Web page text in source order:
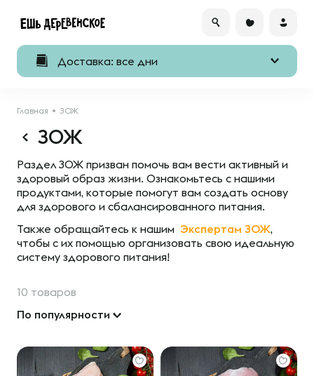
Доставка: все дни
Главная ЗОЖ
ЗОЖ
Раздел ЗОЖ призван помочь вам вести активный и
здоровый образ жизни. Ознакомьтесь с нашими
продуктами, которые помогут вам создать основу
для здорового и сбалансированного питания.
Также обращайтесь к нашим Экспертам ЗОЖ,
чтобы с их помощью организовать свою идеальную
систему здорового питания!
10 товаров
По популярности